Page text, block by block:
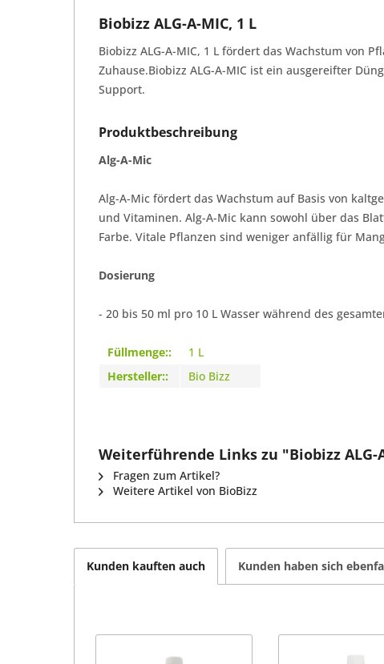
Biobizz ALG-A-MIC, 1 L
Biobizz ALG-A-MIC, 1 L fördert das Wachstum von
Zuhause.Biobizz ALG-A-MIC ist ein ausgereifter
Support.
Produktbeschreibung
Alg-A-Mic
Alg-A-Mic fördert das Wachstum auf Basis von
und Vitaminen. Alg-A-Mic kann sowohl über das
Farbe. Vitale Pflanzen sind weniger anfällig für
Dosierung
- 20 bis 50 ml pro 10 L Wasser während des
Füllmenge::
1 L
Hersteller::
Bio Bizz
Weiterführende Links zu "Biobizz ALG-
Fragen zum Artikel?
Weitere Artikel von BioBizz
Kunden kauften auch Kunden haben sich